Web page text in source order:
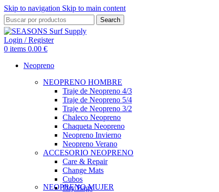
Skip to navigation Skip to main content
Search
Login / Register
0 items 0.00 €
Neopreno
NEOPRENO HOMBRE
Traje de Neopreno 4/3
Traje de Neopreno 5/4
Traje de Neopreno 3/2
Chaleco Neopreno
Chaqueta Neopreno
Neopreno Invierno
Neopreno Verano
ACCESORIO NEOPRENO
Care & Repair
Change Mats
Cubos
Dry Bags
NEOPRENO MUJER